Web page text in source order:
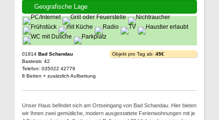
Geografische Lage
01814 Bad Schandau
Basteistr. 42
Telefon: 035022 42779
8 Betten + zusätzlich Aufbettung
Objekt pro Tag ab: 45€
Unser Haus befindet sich am Ortseingang von Bad Schandau. Hier bieten
wir Ihnen zwei gemütliche, modern ausgestattete Ferienwohnungen mit je